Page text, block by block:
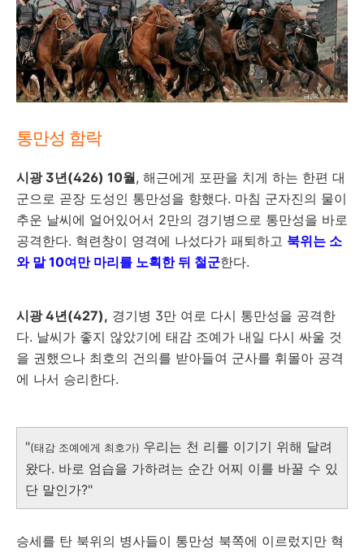
통만성 함락
시광 3년(426) 10월, 해근에게 포판을 치게 하는 한편 대
군으로 곧장 도성인 통만성을 향했다. 마침 군자진의 물이
추운 날씨에 얼어있어서 2만의 경기병으로 통만성을 바로
공격한다. 혁련창이 영격에 나섰다가 패퇴하고 북위는 소
와 말 10여만 마리를 노획한 뒤 철군한다.
시광 4년(427), 경기병 3만 여로 다시 통만성을 공격한
다. 날씨가 좋지 않았기에 태감 조예가 내일 다시 싸울 것
을 권했으나 최호의 건의를 받아들여 군사를 휘몰아 공격
에 나서 승리한다.
"(태감 조예에게 최호가) 우리는 천 리를 이기기 위해 달려
왔다. 바로 엄습을 가하려는 순간 어찌 이를 바꿀 수 있
단 말인가?"
승세를 탄 북위의 병사들이 통만성 북쪽에 이르렀지만 혁